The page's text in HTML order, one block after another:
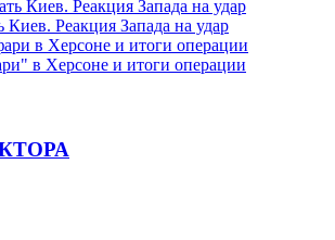
Реакция Запада на удар
в Херсоне и итоги операции